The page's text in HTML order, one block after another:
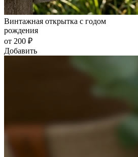
Винтажная открытка с годом
рождения
от 200 ₽
Добавить